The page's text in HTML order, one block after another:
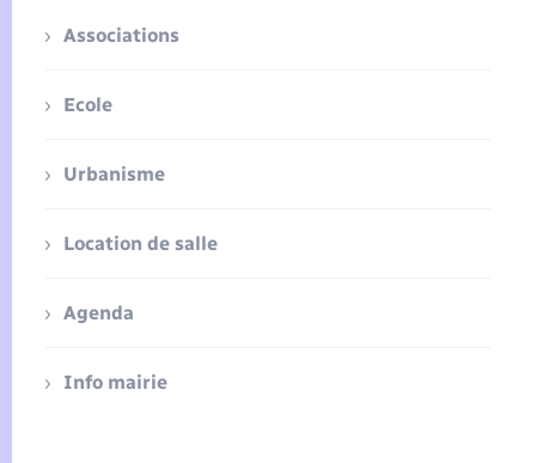
Associations
Ecole
Urbanisme
Location de salle
Agenda
Info mairie